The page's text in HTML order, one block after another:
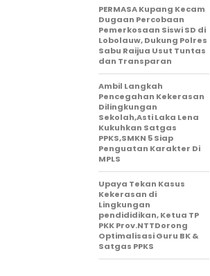
PERMASA Kupang Kecam
Dugaan Percobaan
Pemerkosaan Siswi SD di
Lobolauw, Dukung Polres
Sabu Raijua Usut Tuntas
dan Transparan
Ambil Langkah
Pencegahan Kekerasan
Dilingkungan
Sekolah,Asti Laka Lena
Kukuhkan Satgas
PPKS,SMKN 5 Siap
Penguatan Karakter Di
MPLS
Upaya Tekan Kasus
Kekerasan di
Lingkungan
pendididikan, Ketua TP
PKK Prov.NTTDorong
Optimalisasi Guru BK &
Satgas PPKS